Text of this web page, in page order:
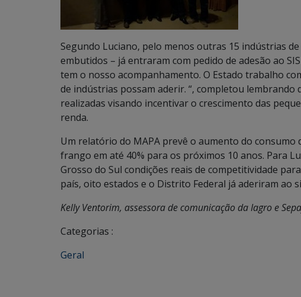
Segundo Luciano, pelo menos outras 15 indústrias
embutidos – já entraram com pedido de adesão ao
tem o nosso acompanhamento. O Estado trabalho
de indústrias possam aderir. “, completou lembrando
realizadas visando incentivar o crescimento das
renda.
Um relatório do MAPA prevê o aumento do consumo
frango em até 40% para os próximos 10 anos. Para
Grosso do Sul condições reais de competitividade
país, oito estados e o Distrito Federal já aderiram ao
Kelly Ventorim, assessora de comunicação da Iagro e
Categorias :
Geral